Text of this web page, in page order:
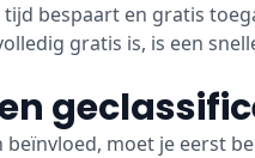
bespaart en gratis
gratis is, is een
moet je eerst